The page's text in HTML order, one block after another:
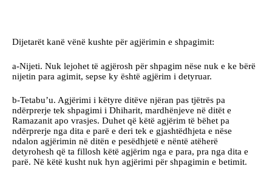
Dijetarët kanë vënë kushte për agjërimin e shpagimit:
a-Nijeti. Nuk lejohet të agjërosh për shpagim nëse nuk e ke bërë
nijetin para agimit, sepse ky është agjërim i detyruar.
b-Tetabu’u. Agjërimi i këtyre ditëve njëran pas tjëtrës pa
ndërprerje tek shpagimi i Dhiharit, mardhënjeve në ditët e
Ramazanit apo vrasjes. Duhet që këtë agjërim të bëhet pa
ndërprerje nga dita e parë e deri tek e gjashtëdhjeta e nëse
ndalon agjërimin në ditën e pesëdhjetë e nëntë atëherë
detyrohesh që ta fillosh këtë agjërim nga e para, pra nga dita e
parë. Në këtë kusht nuk hyn agjërimi për shpagimin e betimit.